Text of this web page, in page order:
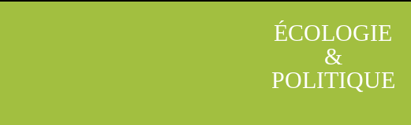
ÉCOLOGIE
&
POLITIQUE